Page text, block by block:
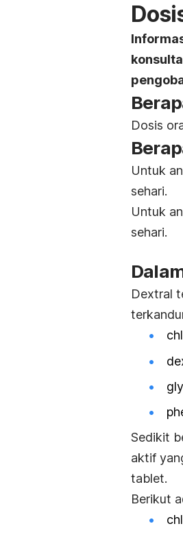
Dosis
Untuk
sehari.
Untuk
sehari.
Dextral
Sedikit
aktif
tablet.
Berikut